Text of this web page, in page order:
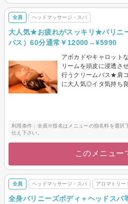
全員 ヘッドマッサージ・スパ
大人気★お疲れがスッキリ★バリニ
バス）60分通常￥12000→¥5990
アボカドやキャロット
リームを頭皮に浸透さ
行うクリームバス★肩
に大人気◎イタ気持ち
利用条件：全員※指名はメニューの指名料を選択
伝え下さい。
このメニュー
全員 ヘッドマッサージ・スパ アロマトリー
全身バリニーズボディ＋ヘッドスパ